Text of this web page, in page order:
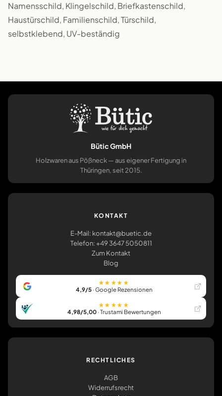
Namensschild, Klingelschild, Briefkastenschild,
Haustürschild, Familienschild, Türschild,
selbstklebend, UV-beständig
Bütic GmbH
Holzwaren aus Pößneck — aus eigener Fertigung in
Thüringen, seit 2015.
KONTAKT
E-Mail: kontakt@buetic.de
Telefon: +49 3647 5050811
Zum Kontakt
Blog
★★★★★
4,9/5· Google Rezensionen
★★★★★
4,98/5,00· Trustami Bewertungen
RECHTLICHES
AGB
Widerrufsrecht